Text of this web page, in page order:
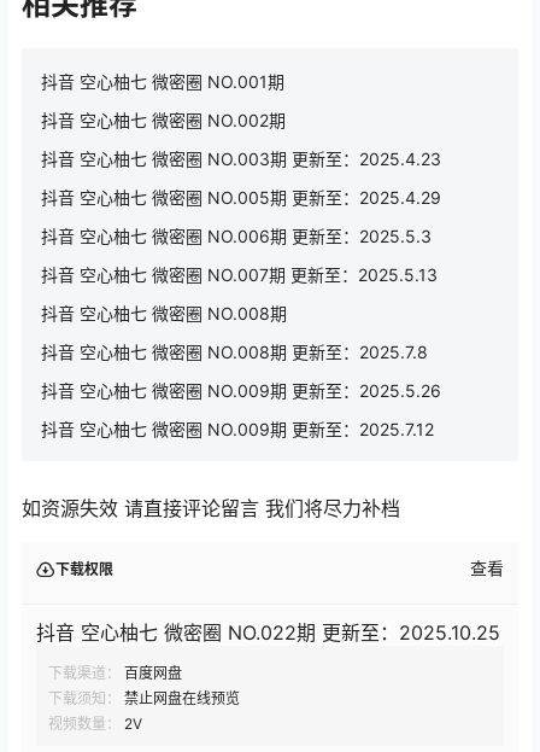
抖音 空心柚七 微密圈 NO.001期
抖音 空心柚七 微密圈 NO.002期
抖音 空心柚七 微密圈 NO.003期 更新至：2025.4.23
抖音 空心柚七 微密圈 NO.005期 更新至：2025.4.29
抖音 空心柚七 微密圈 NO.006期 更新至：2025.5.3
抖音 空心柚七 微密圈 NO.007期 更新至：2025.5.13
抖音 空心柚七 微密圈 NO.008期
抖音 空心柚七 微密圈 NO.008期 更新至：2025.7.8
抖音 空心柚七 微密圈 NO.009期 更新至：2025.5.26
抖音 空心柚七 微密圈 NO.009期 更新至：2025.7.12
如资源失效 请直接评论留言 我们将尽力补档
下载权限 查看
抖音 空心柚七 微密圈 NO.022期 更新至：2025.10.25
下载渠道：
百度网盘
下载须知：
禁止网盘在线预览
视频数量：
2V